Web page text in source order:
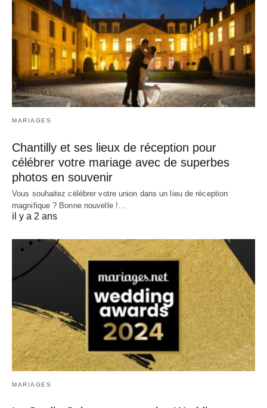
MARIAGES
Chantilly et ses lieux de réception pour
célébrer votre mariage avec de superbes
photos en souvenir
Vous souhaitez célébrer votre union dans un lieu de réception
magnifique ? Bonne nouvelle !…
il y a 2 ans
MARIAGES